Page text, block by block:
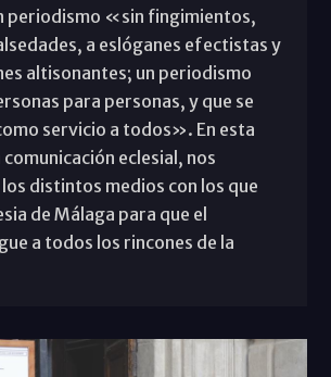
periodismo «sin fingimientos,
a eslóganes efectistas y
altisonantes; un periodismo
para personas, y que se
servicio a todos». En esta
eclesial, nos
distintos medios con los que
de Málaga para que el
a todos los rincones de la